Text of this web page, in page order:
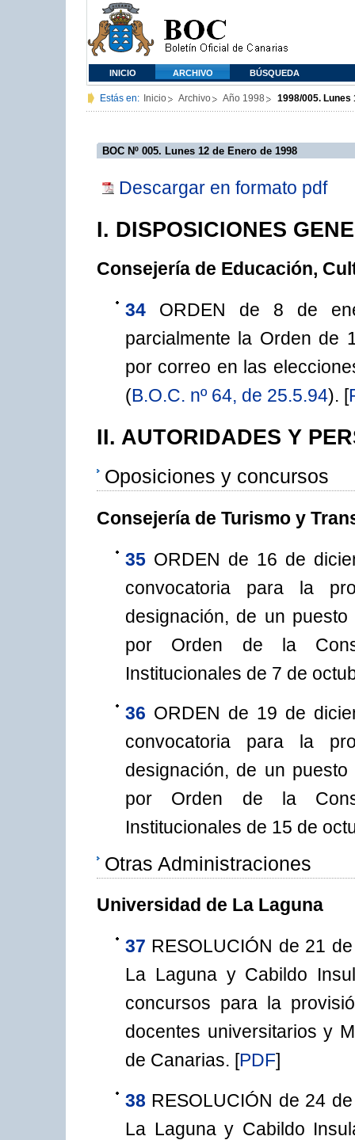
INICIO ARCHIVO BÚSQUEDA
Estás en: Inicio Archivo Año 1998 1998/005. Lunes
BOC Nº 005. Lunes 12 de Enero de 1998
Descargar en formato pdf
I. DISPOSICIONES
Consejería de Educación,
34
ORDEN de 8 de
parcialmente la Orden de
por correo en las
(B.O.C. nº 64, de 25.5.94). [
II. AUTORIDADES Y
Oposiciones y concursos
Consejería de Turismo y
35 ORDEN de 16 de
convocatoria para la
designación, de un
por Orden de la
Institucionales de 7 de
36 ORDEN de 19 de
convocatoria para la
designación, de un
por Orden de la
Institucionales de 15 de
Otras Administraciones
Universidad de La Laguna
37 RESOLUCIÓN de 21
La Laguna y Cabildo
concursos para la
docentes universitarios y
de Canarias. [PDF]
38 RESOLUCIÓN de 24
La Laguna y Cabildo